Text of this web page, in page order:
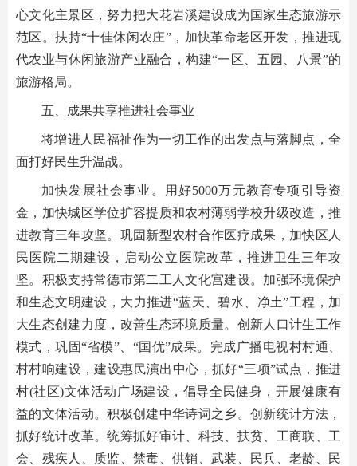
心文化主景区，努力把大花岩溪建设成为国家生态旅游示
范区。扶持“十佳休闲农庄”，加快革命老区开发，推进现
代农业与休闲旅游产业融合，构建“一区、五园、八景”的
旅游格局。
五、成果共享推进社会事业
将增进人民福祉作为一切工作的出发点与落脚点，全
面打好民生升温战。
加快发展社会事业。用好5000万元教育专项引导资
金，加快城区学位扩容提质和农村薄弱学校升级改造，推
进教育三年攻坚。巩固新型农村合作医疗成果，加快区人
民医院二期建设，启动公立医院改革，推进卫生三年攻
坚。积极支持常德市第二工人文化宫建设。加强环境保护
和生态文明建设，大力推进“蓝天、碧水、净土”工程，加
大生态创建力度，改善生态环境质量。创新人口计生工作
模式，巩固“省模”、“国优”成果。完成广播电视村村通、
村村响建设，建设惠民演出中心，抓好“三项”试点，推进
村(社区)文体活动广场建设，倡导全民健身，开展健康有
益的文体活动。积极创建中华诗词之乡。创新统计方法，
抓好统计改革。统筹抓好审计、科技、扶贫、工商联、工
会、残疾人、质监、禁毒、供销、武装、民兵、老龄、民